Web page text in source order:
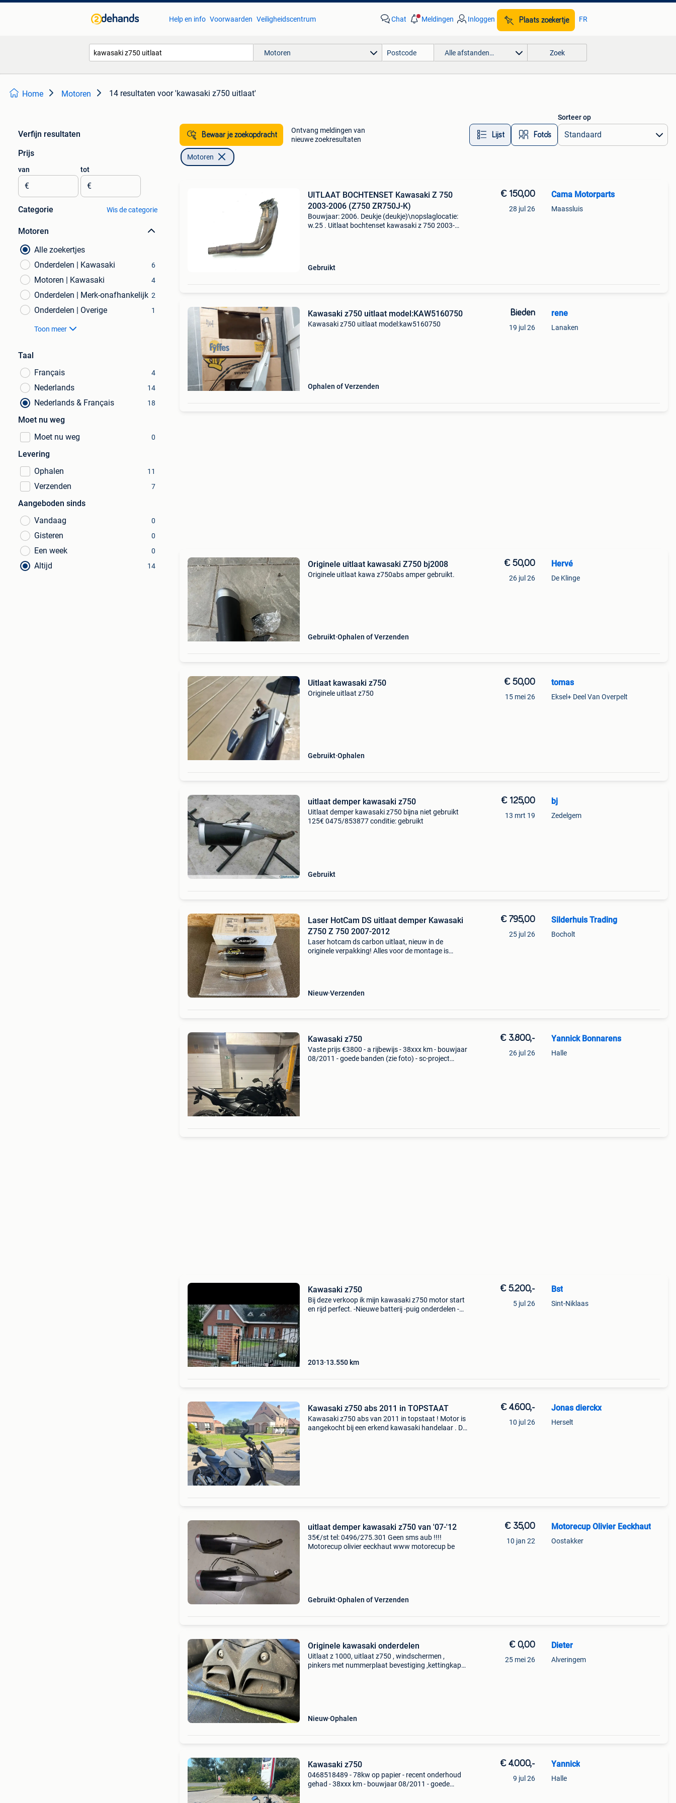
Help en info Voorwaarden Veiligheidscentrum Chat Meldingen Inloggen Plaats zoekertje FR
Motoren Alle afstanden… Zoek
Home Motoren 14 resultaten voor 'kawasaki z750 uitlaat'
Verfijn resultaten
Prijs
van
€
tot
€
Categorie Wis de categorie
Motoren
Alle zoekertjes
Onderdelen | Kawasaki
6
Motoren | Kawasaki 4
Onderdelen | Merk-onafhankelijk 2
Onderdelen | Overige 1
Toon meer
Taal
Français
4
Nederlands 14
Nederlands & Français 18
Moet nu weg
Moet nu weg
0
Levering
Ophalen
11
Verzenden 7
Aangeboden sinds
Vandaag
0
Gisteren 0
Een week 0
Altijd 14
Bewaar je zoekopdracht
Ontvang meldingen van
nieuwe zoekresultaten
Lijst Foto’s
Sorteer op
Motoren
UITLAAT BOCHTENSET Kawasaki Z 750
2003-2006 (Z750 ZR750J-K)
Bouwjaar: 2006. Deukje (deukje)\nopslaglocatie:
w.25 . Uitlaat bochtenset kawasaki z 750 2003-
Gebruikt
€ 150,00
28 jul 26
Cama Motorparts
Maassluis
Kawasaki z750 uitlaat model:KAW5160750
Kawasaki z750 uitlaat model:kaw5160750
Ophalen of Verzenden
Bieden
19 jul 26
rene
Lanaken
Originele uitlaat kawasaki Z750 bj2008
Originele uitlaat kawa z750abs amper gebruikt.
Gebruikt Ophalen of Verzenden
€ 50,00
26 jul 26
Hervé
De Klinge
Uitlaat kawasaki z750
Originele uitlaat z750
Gebruikt Ophalen
€ 50,00
15 mei 26
tomas
Eksel+ Deel Van Overpelt
uitlaat demper kawasaki z750
Uitlaat demper kawasaki z750 bijna niet gebruikt
125€ 0475/853877 conditie: gebruikt
Gebruikt
€ 125,00
13 mrt 19
bj
Zedelgem
Laser HotCam DS uitlaat demper Kawasaki
Z750 Z 750 2007-2012
Laser hotcam ds carbon uitlaat, nieuw in de
originele verpakking! Alles voor de montage is
Nieuw Verzenden
€ 795,00
25 jul 26
Silderhuis Trading
Bocholt
Kawasaki z750
Vaste prijs €3800 - a rijbewijs - 38xxx km - bouwjaar
08/2011 - goede banden (zie foto) - sc-project
€ 3.800,-
26 jul 26
Yannick Bonnarens
Halle
Kawasaki z750
Bij deze verkoop ik mijn kawasaki z750 motor start
en rijd perfect. -Nieuwe batterij -puig onderdelen -
2013 13.550 km
€ 5.200,-
5 jul 26
Bst
Sint-Niklaas
Kawasaki z750 abs 2011 in TOPSTAAT
Kawasaki z750 abs van 2011 in topstaat ! Motor is
aangekocht bij een erkend kawasaki handelaar . De
€ 4.600,-
10 jul 26
Jonas dierckx
Herselt
uitlaat demper kawasaki z750 van '07-'12
35€/st tel: 0496/275.301 Geen sms aub !!!!
Motorecup olivier eeckhaut www motorecup be
Gebruikt Ophalen of Verzenden
€ 35,00
10 jan 22
Motorecup Olivier Eeckhaut
Oostakker
Originele kawasaki onderdelen
Uitlaat z 1000, uitlaat z750 , windschermen ,
pinkers met nummerplaat bevestiging ,kettingkap
Nieuw Ophalen
€ 0,00
25 mei 26
Dieter
Alveringem
Kawasaki z750
0468518489 - 78kw op papier - recent onderhoud
gehad - 38xxx km - bouwjaar 08/2011 - goede
€ 4.000,-
9 jul 26
Yannick
Halle